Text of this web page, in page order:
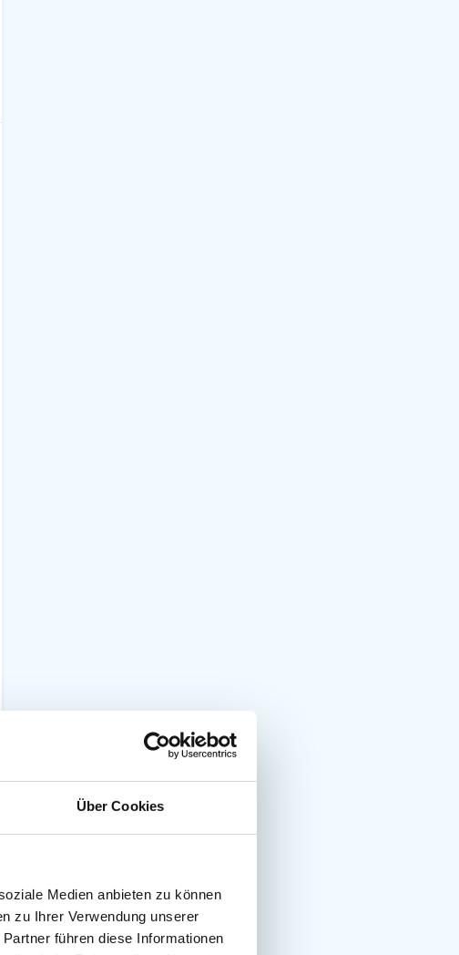
Über Cookies
Medien anbieten zu können
zu Ihrer Verwendung unserer
führen diese Informationen